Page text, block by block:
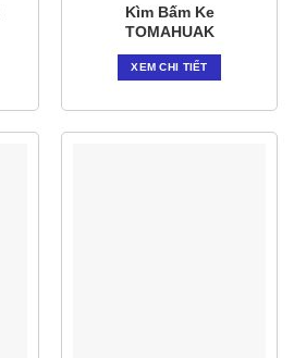
Kìm Bấm Ke
TOMAHUAK
XEM CHI TIẾT